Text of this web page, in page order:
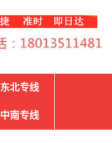
东北专线
中南专线